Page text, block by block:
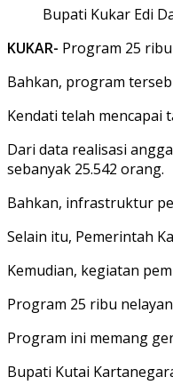
Bupati Kukar Edi
KUKAR- Program 25
Bahkan, program
Kendati telah mencapai
Dari data realisasi
sebanyak 25.542 orang.
Bahkan, infrastruktur
Selain itu, Pemerintah
Kemudian, kegiatan
Program 25 ribu
Program ini memang
Bupati Kutai